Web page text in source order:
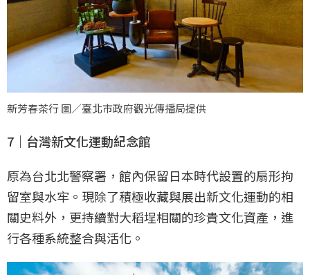
新芳春茶行 圖／臺北市政府觀光傳播局提供
7｜台灣新文化運動紀念館
原為台北北警察署，館內保留日本時代設置的扇形拘
留室與水牢。現除了積極收藏與展出新文化運動的相
關史料外，更持續對大稻埕相關的珍貴文化資產，進
行各種系統整合與活化。